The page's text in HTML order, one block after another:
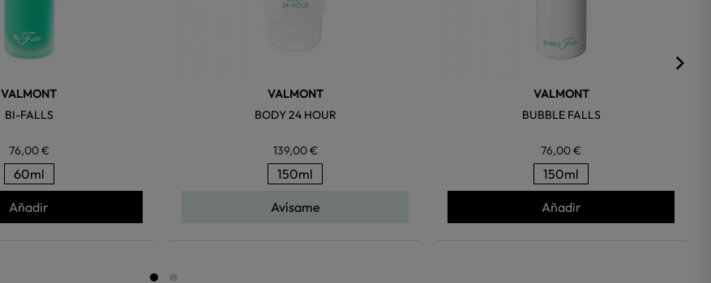
VALMONT
BI-FALLS
76,00 €
60ml
Añadir
VALMONT
BODY 24 HOUR
139,00 €
150ml
Avísame
VALMONT
BUBBLE FALLS
76,00 €
150ml
Añadir